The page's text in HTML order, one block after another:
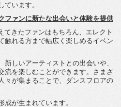
ています。
ファンに新たな出会いと体験を提供
きたファンはもちろん、 エレクト
触れる方まで幅広く楽しめるイベン
しいアーティストとの出会いや、
を楽しむことができます。
さまざ
々が集まることで、
ダンスフロアの
成が生まれています。